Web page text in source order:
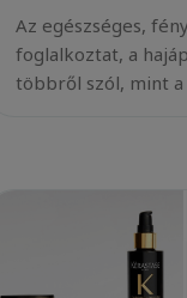
Az egészséges,
foglalkoztat, a
többről szól, mint a